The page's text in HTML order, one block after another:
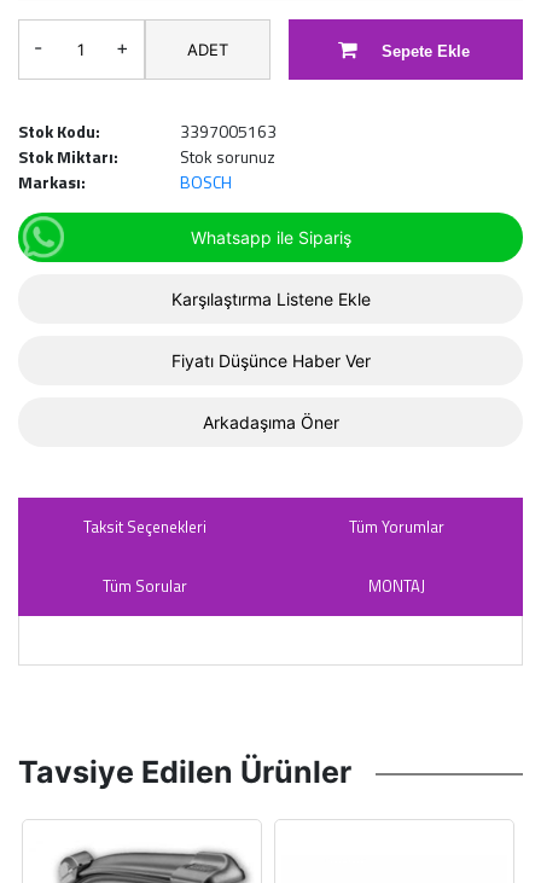
- + ADET Sepete Ekle
Stok Kodu:
3397005163
Stok Miktarı:
Stok sorunuz
Markası:
BOSCH
Whatsapp ile Sipariş
Karşılaştırma Listene Ekle
Fiyatı Düşünce Haber Ver
Arkadaşıma Öner
Taksit Seçenekleri Tüm Yorumlar
Tüm Sorular MONTAJ
Tavsiye Edilen Ürünler